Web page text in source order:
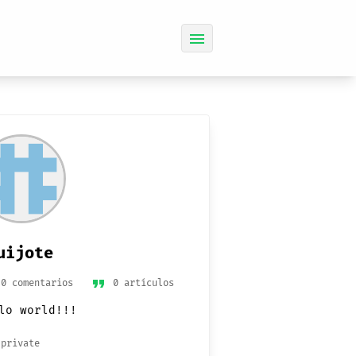
menu
0 comentarios format_quote 0 artículos
world!!!
private